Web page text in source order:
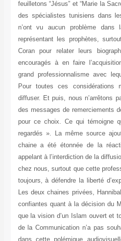
feuilletons “Jésus” et “Marie la
des spécialistes tunisiens dans
n’ont vu aucun problème
représentant les prophètes,
Coran pour relater leurs
encouragés à en faire
grand professionnalisme avec
Pour toutes ces considérations
diffuser. Et puis, nous n’arrêtons
des messages de remerciements
pour ce choix. Ce qui témoigne
regardés ». La même source
chaine a été étonnée de la
appelant à l’interdiction de la
chez nous, surtout que cette
toujours, à défendre la liberté
Les deux chaines privées,
confiantes quant à la décision du
que la vision d’un Islam ouvert et
de la Communication n’a pas
dans cette polémique